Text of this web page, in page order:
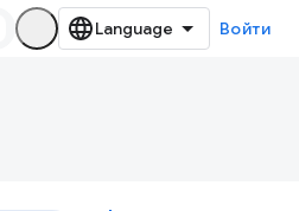
Войти